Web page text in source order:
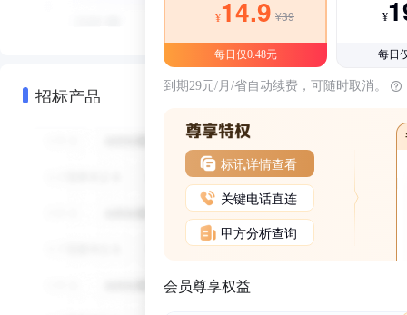
招标产品
¥14.9 ¥39
每日仅0.48元
¥
每日
到期29元/月/省自动续费，可随时取消。
标讯详情查看
关键电话直连
甲方分析查询
会员尊享权益